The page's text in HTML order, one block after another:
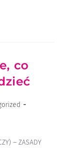
co
– ZASADY